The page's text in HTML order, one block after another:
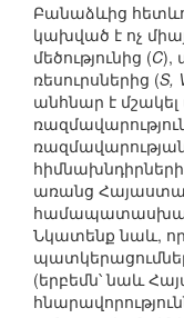
Բանաձևից
կախված է ոչ
մեծությունից (C),
ռեսուրսներից (S,
անհնար է
հիմնախնդիրների
առանց
համապատասխան
Նկատենք նաև,
(երբեմն՝ նաև